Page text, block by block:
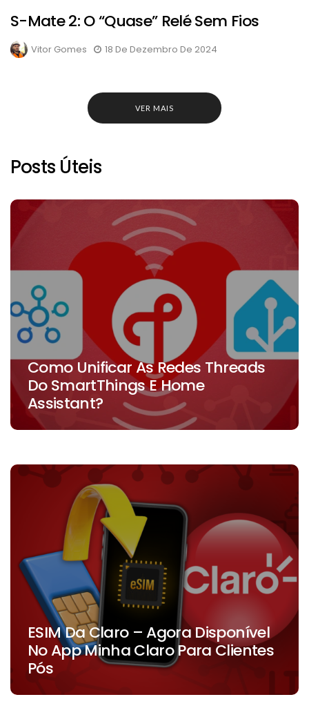
S-Mate 2: O “quase” Relé Sem Fios
Vitor Gomes 18 De Dezembro De 2024
VER MAIS
Posts Úteis
Como Unificar As Redes Threads
Do SmartThings E Home
Assistant?
ESIM Da Claro – Agora Disponível
No App Minha Claro Para Clientes
Pós